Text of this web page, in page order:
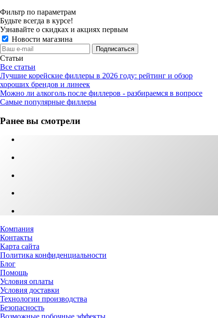
Фильтр по параметрам
Будьте всегда в курсе!
Узнавайте о скидках и акциях первым
Новости магазина
Статьи
Все статьи
Лучшие корейские филлеры в 2026 году: рейтинг и обзор
хороших брендов и линеек
Можно ли алкоголь после филлеров - разбираемся в вопросе
Самые популярные филлеры
Ранее вы смотрели
Компания
Контакты
Карта сайта
Политика конфиденциальности
Блог
Помощь
Условия оплаты
Условия доставки
Технологии производства
Безопасность
Возможные побочные эффекты